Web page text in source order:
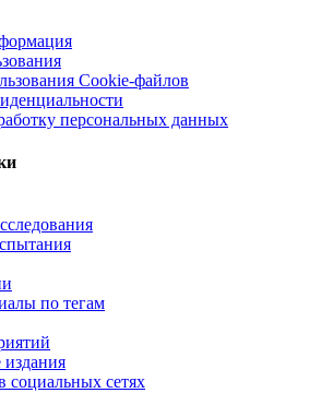
Cookie-файлов
персональных данных
по тегам
социальных сетях